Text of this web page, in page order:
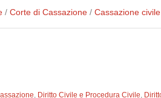
/ Corte di Cassazione / Cassazione
, Diritto Civile e Procedura Civile,